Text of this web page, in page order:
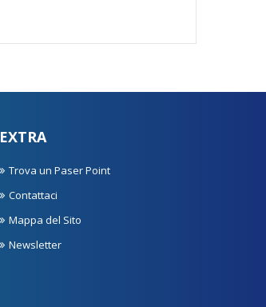
EXTRA
Trova un Paser Point
Contattaci
Mappa del Sito
Newsletter